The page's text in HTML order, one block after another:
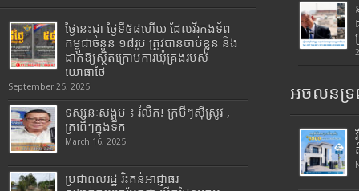
ថ្ងៃនេះជា ថ្ងៃទី៥៨ហើយ ដែលវីរកងទ័ព
កម្ពុជាចំនួន ១៨រូប ត្រូវបានចាប់ខ្លួន និង
ដាក់ឱ្យស្ថិតក្រោមការឃុំគ្រងរបស់
យោធាថៃ
September 25, 2025
ទស្សនៈសង្គម ៖ រំលឹក! ក្របីៗស៊ីស្រូវ ,
ក្រពើៗក្នុងទឹក
March 16, 2025
ប្រជាពលរដ្ឋ រិះគន់អាជ្ញាធរ
អចលនទ្រ